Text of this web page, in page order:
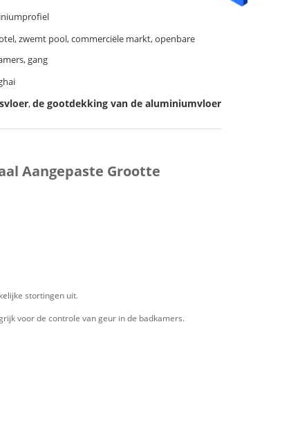
zwemt pool, commerciële markt, openbare
gang
,de gootdekking van de aluminiumvloer
Aangepaste Grootte
stortingen uit.
voor de controle van geur in de badkamers.